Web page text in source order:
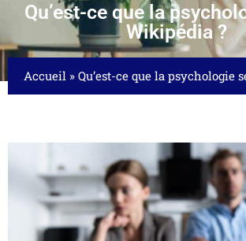
Qu’est-ce que la
Wikipédia ?
Accueil » Qu’est-ce que la psychologie